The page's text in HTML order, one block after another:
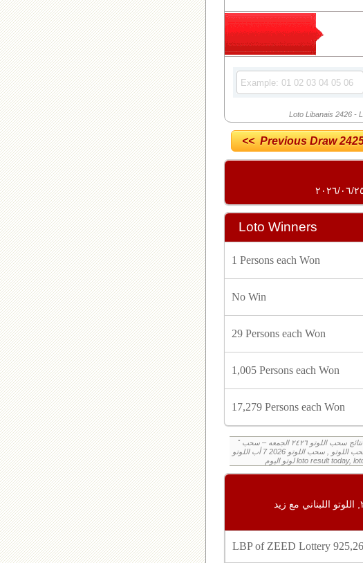
Loto Libanais 2426-
<< Previous Draw
Loto Winners
1 Persons each Won
No Win
29 Persons each Won
1,005 Persons each Won
17,279 Persons each Won
" نتائج سحب اللوتو ٢٤٢٦ الجمعه – سحب zeed زيد loto ٢٤٢٦ loto ٢٤٢٦ نتيجة اللوتو الجمعه – سحب اللوتو اللبناني الجمعه – نتيجة اللوتو اللبناني اليوم
اليكم نتائج اللوتو الجمعه, الجمعه , سحب اللوتو , سحب اللوتو 2026 7 أب اللوتو, loto, loto, نتيجة اللوتو, نتيجة اللوتو ٢٤٢٦ نتيجة اللوتو ٢٤٢٦, اللوتو ٢٤٢٦,
أرقام سحب اللوتو اللبناني مع زيد ٢٤٢٦, اللوتو اللبناني مع زيد
925,264,015